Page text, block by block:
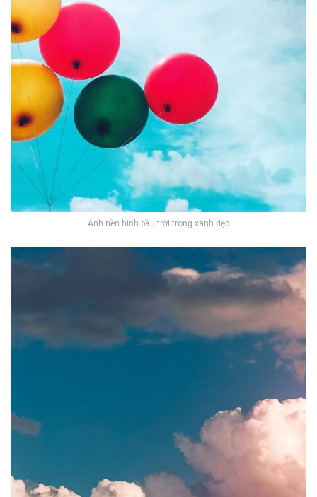
Ảnh nền hình bầu trời trong xanh đẹp